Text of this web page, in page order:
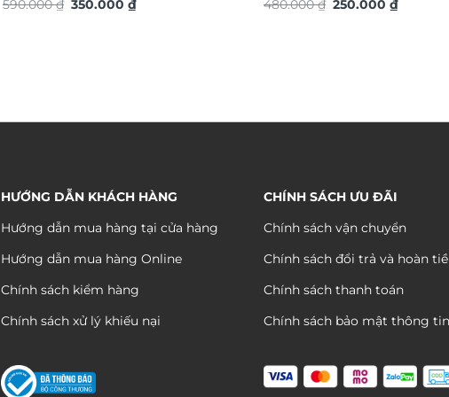
ứng dát vàng TG4927S
590.000₫ Giá
350.000₫Giá
TG4922S
480.000₫ Giá
250.000₫Giá
HƯỚNG DẪN KHÁCH HÀNG
Hướng dẫn mua hàng tại cửa hàng
Hướng dẫn mua hàng Online
Chính sách kiểm hàng
Chính sách xử lý khiếu nại
CHÍNH SÁCH ƯU ĐÃI
Chính sách vận chuyển
Chính sách đổi trả và hoàn
Chính sách thanh toán
Chính sách bảo mật thông tin